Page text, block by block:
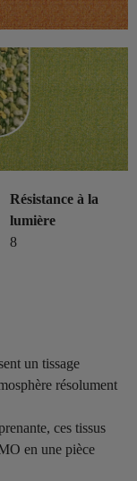
Résistance à la
lumière
8
un tissage
résolument
ces tissus
en une pièce